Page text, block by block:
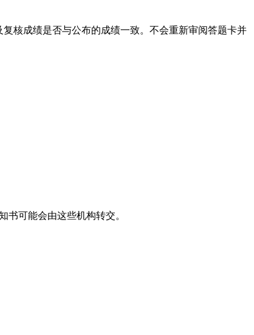
核成绩是否与公布的成绩一致。不会重新审阅答题卡并
可能会由这些机构转交。